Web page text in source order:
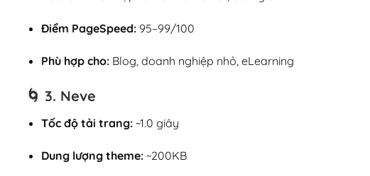
Điểm PageSpeed:95–99/100
Phù hợp cho:Blog, doanh nghiệp nhỏ, eLearning
🌀 3. Neve
Tốc độ tải trang:~1.0 giây
Dung lượng theme:~200KB